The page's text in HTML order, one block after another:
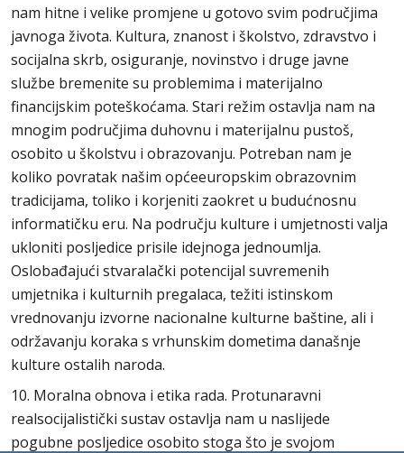
nam hitne i velike promjene u gotovo svim područjima
javnoga života. Kultura, znanost i školstvo, zdravstvo i
socijalna skrb, osiguranje, novinstvo i druge javne
službe bremenite su problemima i materijalno
financijskim poteškoćama. Stari režim ostavlja nam na
mnogim područjima duhovnu i materijalnu pustoš,
osobito u školstvu i obrazovanju. Potreban nam je
koliko povratak našim općeeuropskim obrazovnim
tradicijama, toliko i korjeniti zaokret u budućnosnu
informatičku eru. Na području kulture i umjetnosti valja
ukloniti posljedice prisile idejnoga jednoumlja.
Oslobađajući stvaralački potencijal suvremenih
umjetnika i kulturnih pregalaca, težiti istinskom
vrednovanju izvorne nacionalne kulturne baštine, ali i
održavanju koraka s vrhunskim dometima današnje
kulture ostalih naroda.
10. Moralna obnova i etika rada. Protunaravni
realsocijalistički sustav ostavlja nam u naslijede
pogubne posljedice osobito stoga što je svojom